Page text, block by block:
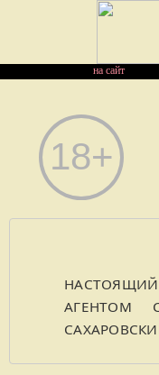
на сайт
АГЕНТОМ